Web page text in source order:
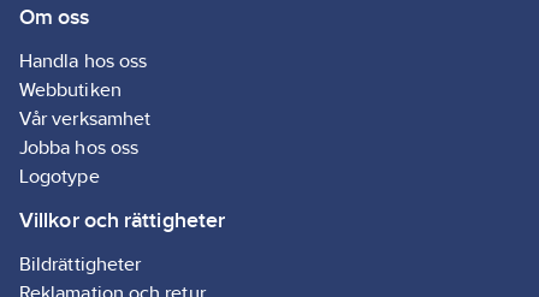
Artikelnr:
artikelnr:
81-790995
Ean
artikelnr:
7350041020349
Materialklass BH0180
Om oss
Handla hos oss
Webbutiken
Vår verksamhet
Jobba hos oss
Logotype
Villkor och rättigheter
Bildrättigheter